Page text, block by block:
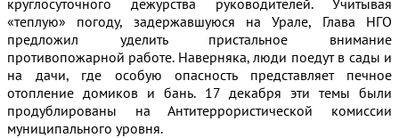
круглосуточного дежурства руководителей. Учитывая
«теплую» погоду, задержавшуюся на Урале, Глава НГО
предложил уделить пристальное внимание
противопожарной работе. Наверняка, люди поедут в сады и
на дачи, где особую опасность представляет печное
отопление домиков и бань. 17 декабря эти темы были
продублированы на Антитеррористической комиссии
муниципального уровня.